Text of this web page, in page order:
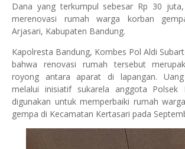
Dana yang terkumpul sebesar Rp 30
merenovasi rumah warga korban
Arjasari, Kabupaten Bandung.
Kapolresta Bandung, Kombes Pol Aldi
bahwa renovasi rumah tersebut
royong antara aparat di lapangan.
melalui inisiatif sukarela anggota Polsek
digunakan untuk memperbaiki rumah
gempa di Kecamatan Kertasari pada